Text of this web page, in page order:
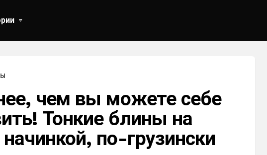
чем вы можете себе
Тонкие блины на
по-грузински